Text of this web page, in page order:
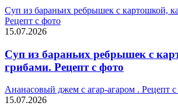
Суп из бараньих ребрышек с картошкой,
Рецепт с фото
15.07.2026
Суп из бараньих ребрышек с
грибами. Рецепт с фото
Ананасовый джем с агар-агаром . Рецепт
15.07.2026